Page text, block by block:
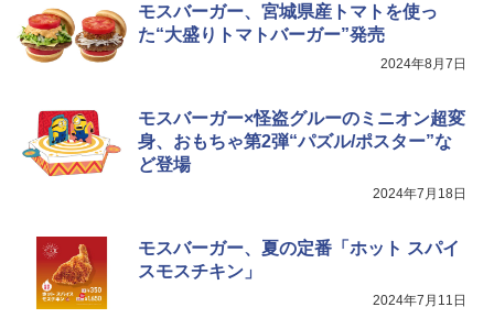
マルちゃん マルちゃんZUBAAAN! 横浜
￥467
4
TOSHIBA(東芝) スチームオーブンレン
ジ 石窯ドーム ER-D80A(K) ブラック 25
0℃ 1段調理 フラットテーブル 電子レン
ジ 赤外線センサー ノンフライ調理 簡単
らし ファミリー
￥34,546
AX-XJ1-B ブラック 30L 2段調理 コンベ
クション トースト機能
モスバーガー、宮城県産トマトを使っ
た“大盛りトマトバーガー”発売
2024年8月7日
モスバーガー×怪盗グルーのミニオン超変
身、おもちゃ第2弾“パズル/ポスター”な
ど登場
2024年7月18日
モスバーガー、夏の定番「ホット スパイ
スモスチキン」
2024年7月11日